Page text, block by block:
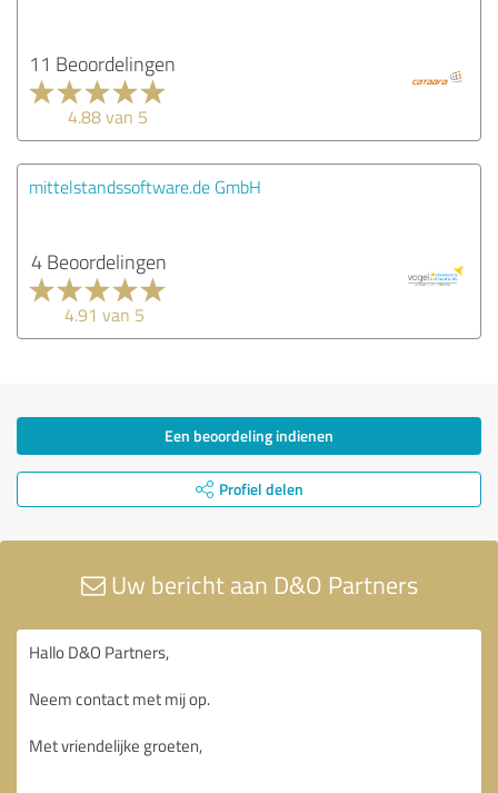
11 Beoordelingen
4.88 van 5
mittelstandssoftware.de GmbH
4 Beoordelingen
4.91 van 5
Een beoordeling indienen
Profiel delen
Uw bericht aan D&O Partners